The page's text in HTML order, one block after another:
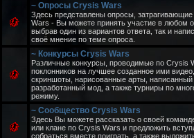
~ Опросы Crysis Wars
Здесь представлены опросы,
Wars - Вы можете принять участие в любом
выбрав один из вариантов ответа, так и
своё мнение по теме опроса.
~ Конкурсы Crysis Wars
Различные конкурсы, проводимые по Crysis
поклонников на лучшее созданное ими
скриншоты, нарисованные арты, написанный
разработанный мод, а также турниры по
режиму.
~ Сообщество Crysis Wars
Здесь Вы можете рассказать о своей
или клане по Crysis Wars и предложить
собраться вместе поиграть, а также